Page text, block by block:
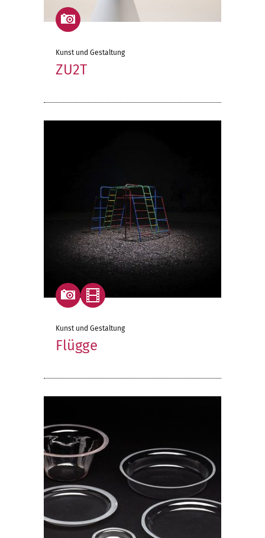
ZU2T
Kunst und Gestaltung
Flügge
Kunst und Gestaltung